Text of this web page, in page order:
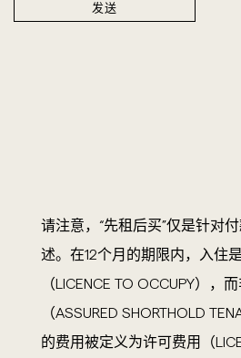
发送
请注意，“先租后买”仅是针对
述。在12个月的期限内，入住
（LICENCE TO OCCUPY），
（ASSURED SHORTHOLD
的费用被定义为许可费用（